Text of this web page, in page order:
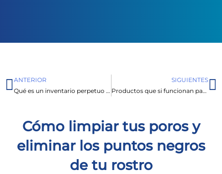
Prev
ANTERIOR
Qué es un inventario perpetuo y cómo puede ayudar a tu negocio
SIGUIENTES
Productos que si funcionan para recuperar el brillo y la vitalidad de tu pelo
Cómo limpiar tus poros y
eliminar los puntos negros
de tu rostro